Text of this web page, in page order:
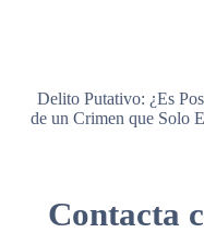
Delito Putativo: ¿Es
de un Crimen que Solo
Contacta